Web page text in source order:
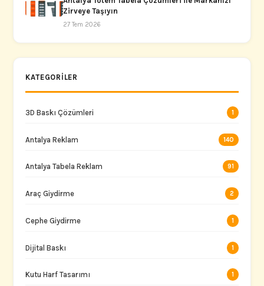
Zirveye Taşıyın
27 Tem 2026
KATEGORILER
3D Baskı Çözümleri 1
Antalya Reklam 140
Antalya Tabela Reklam 91
Araç Giydirme 2
Cephe Giydirme 1
Dijital Baskı 1
Kutu Harf Tasarımı 1